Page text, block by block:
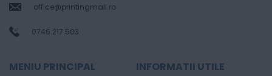
office@printingmall.ro
0746.217.503
MENIU PRINCIPAL INFORMATII UTILE